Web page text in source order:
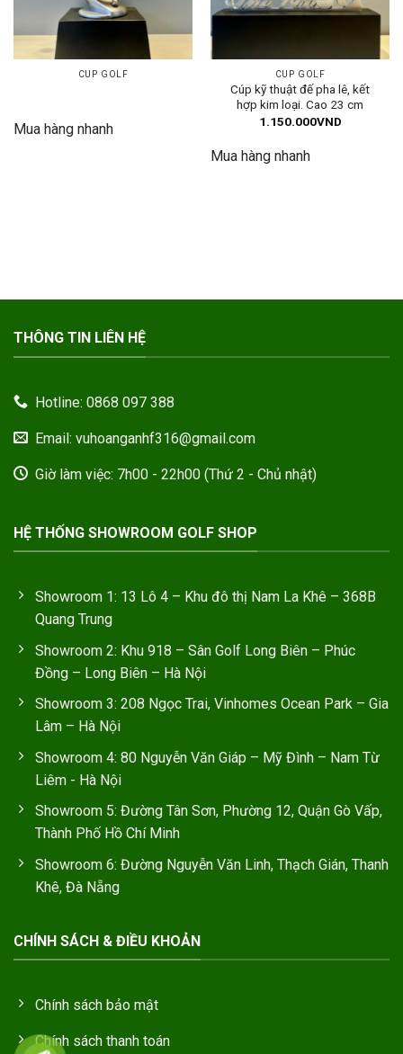
CUP GOLF
Mua hàng nhanh
CUP GOLF
Cúp kỹ thuật đế pha lê, kết
hợp kim loại. Cao 23 cm
1.150.000VND
Mua hàng nhanh
THÔNG TIN LIÊN HỆ
Hotline: 0868 097 388
Email: vuhoanganhf316@gmail.com
Giờ làm việc: 7h00 - 22h00 (Thứ 2 - Chủ nhật)
HỆ THỐNG SHOWROOM GOLF SHOP
Showroom 1: 13 Lô 4 – Khu đô thị Nam La Khê – 368B
Quang Trung
Showroom 2: Khu 918 – Sân Golf Long Biên – Phúc
Đồng – Long Biên – Hà Nội
Showroom 3: 208 Ngọc Trai, Vinhomes Ocean Park – Gia
Lâm – Hà Nội
Showroom 4: 80 Nguyễn Văn Giáp – Mỹ Đình – Nam Từ
Liêm - Hà Nội
Showroom 5: Đường Tân Sơn, Phường 12, Quận Gò Vấp,
Thành Phố Hồ Chí Minh
Showroom 6: Đường Nguyễn Văn Linh, Thạch Gián, Thanh
Khê, Đà Nẵng
CHÍNH SÁCH & ĐIỀU KHOẢN
Chính sách bảo mật
Chính sách thanh toán